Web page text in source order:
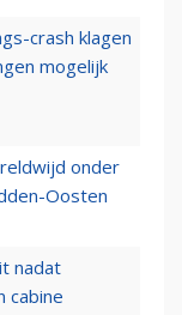
crash klagen
mogelijk
onder
Oosten
nadat
cabine